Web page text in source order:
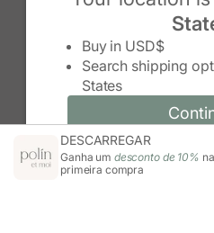
Buy in USD$
Search shipping
States
Change country/
Change
TUVALU
UGANDA
URUGUAI
WALLIS
DESCARREGAR
Ganha um desconto de 10%
primeira compra